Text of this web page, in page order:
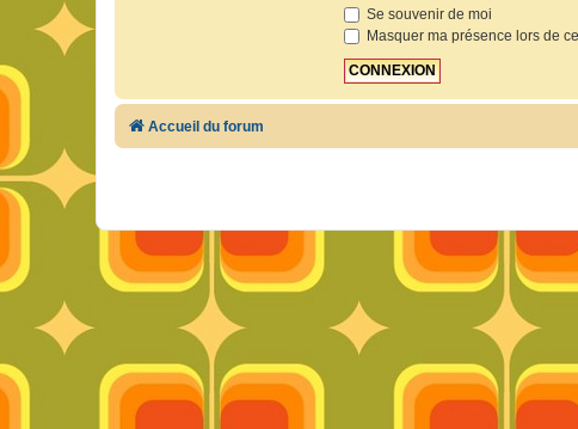
Se souvenir de moi
Masquer ma présence lors de
Accueil du forum